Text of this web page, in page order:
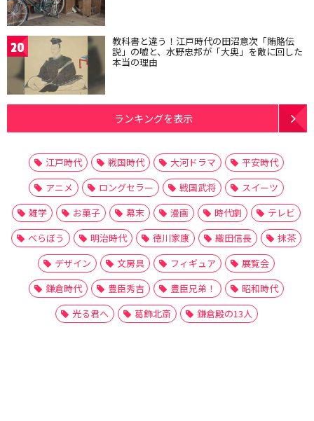
20 教科書と違う！江戸時代の田沼意次「賄賂伝
説」の嘘と、水野忠邦が「大奥」を敵に回した
本当の理由
ランキングを表示
江戸時代 戦国時代 大河ドラマ
平安時代
アニメ
ロングセラー 戦国武将
スイーツ
雑学
お菓子 幕末 漫画 時代劇
テレビ
べらぼう
明治時代 徳川家康 織田信長
抹茶
デザイン
文房具 フィギュア
展覧会
鎌倉時代
豊臣秀吉 豊臣兄弟！
昭和時代
光る君へ
葛飾北斎 鎌倉殿の13人